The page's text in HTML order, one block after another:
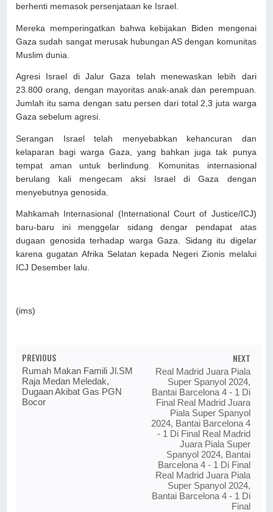
berhenti memasok persenjataan ke Israel.
Mereka memperingatkan bahwa kebijakan Biden mengenai
Gaza sudah sangat merusak hubungan AS dengan komunitas
Muslim dunia.
Agresi Israel di Jalur Gaza telah menewaskan lebih dari
23.800 orang, dengan mayoritas anak-anak dan perempuan.
Jumlah itu sama dengan satu persen dari total 2,3 juta warga
Gaza sebelum agresi.
Serangan Israel telah menyebabkan kehancuran dan
kelaparan bagi warga Gaza, yang bahkan juga tak punya
tempat aman untuk berlindung. Komunitas internasional
berulang kali mengecam aksi Israel di Gaza dengan
menyebutnya genosida.
Mahkamah Internasional (International Court of Justice/ICJ)
baru-baru ini menggelar sidang dengar pendapat atas
dugaan genosida terhadap warga Gaza. Sidang itu digelar
karena gugatan Afrika Selatan kepada Negeri Zionis melalui
ICJ Desember lalu.
(ims)
PREVIOUS
Rumah Makan Famili Jl.SM
Raja Medan Meledak,
Dugaan Akibat Gas PGN
Bocor
NEXT
Real Madrid Juara Piala
Super Spanyol 2024,
Bantai Barcelona 4 - 1 Di
Final Real Madrid Juara
Piala Super Spanyol
2024, Bantai Barcelona 4
- 1 Di Final Real Madrid
Juara Piala Super
Spanyol 2024, Bantai
Barcelona 4 - 1 Di Final
Real Madrid Juara Piala
Super Spanyol 2024,
Bantai Barcelona 4 - 1 Di
Final